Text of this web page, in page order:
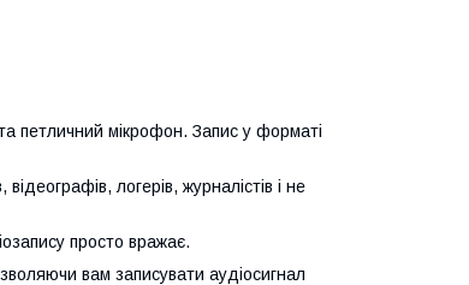
петличний мікрофон. Запис у форматі
логерів, журналістів і не
просто вражає.
вам записувати аудіосигнал